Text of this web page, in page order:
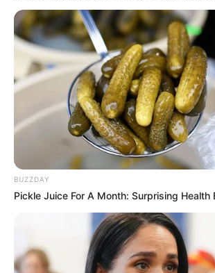
BUZZDAY
Pickle Juice For A Month: Surprising Health